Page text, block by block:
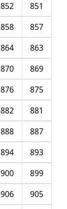
851
852
857
858
863
864
869
870
875
876
881
882
887
888
893
894
899
900
905
906